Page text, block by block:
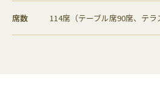
席数 114席（テーブル席90席、テラ